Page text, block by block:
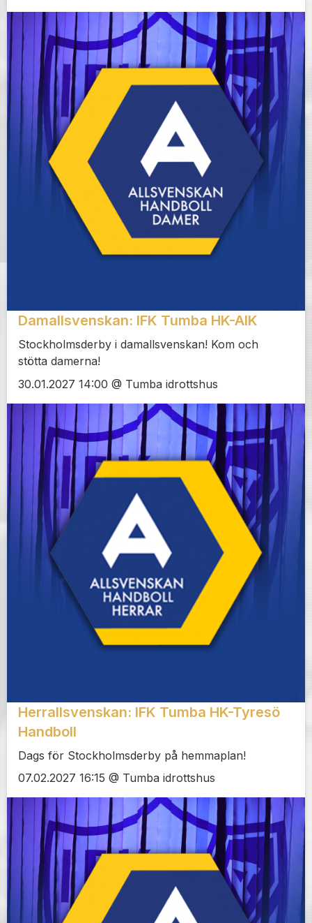
Damallsvenskan: IFK Tumba HK-AIK
Stockholmsderby i damallsvenskan! Kom och
stötta damerna!
30.01.2027 14:00 @ Tumba idrottshus
Herrallsvenskan: IFK Tumba HK-Tyresö
Handboll
Dags för Stockholmsderby på hemmaplan!
07.02.2027 16:15 @ Tumba idrottshus